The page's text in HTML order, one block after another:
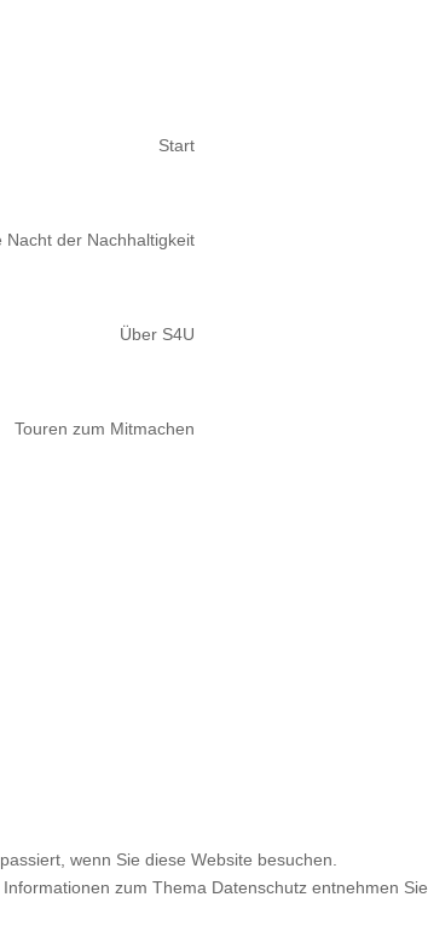
Start
Nacht der Nachhaltigkeit
Über S4U
Touren zum Mitmachen
wenn Sie diese Website besuchen.
zum Thema Datenschutz entnehmen Sie